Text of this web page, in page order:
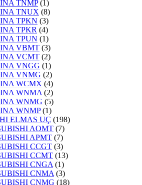
TNMP(1)
TNUX (8)
TPKN (3)
TPKR (4)
TPUN (1)
VBMT (3)
VCMT (2)
VNGG (1)
VNMG (2)
WCMX (4)
WNMA (2)
WNMG (5)
WNMP(1)
ELMAS UÇ (198)
AOMT (7)
APMT (7)
CCGT (3)
CCMT (13)
CNGA (1)
CNMA (3)
CNMG (18)